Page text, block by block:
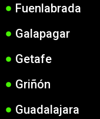
Fuenlabrada
Galapagar
Getafe
Griñón
Guadalajara